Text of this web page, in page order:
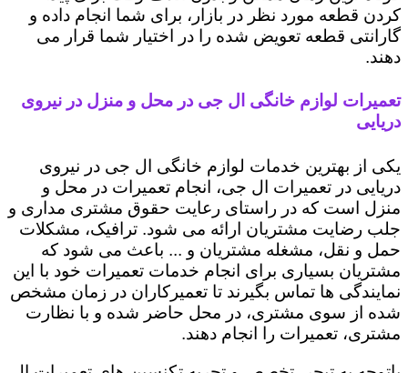
کردن قطعه مورد نظر در بازار، برای شما انجام داده و
گارانتی قطعه تعویض شده را در اختیار شما قرار می
دهند.
تعمیرات لوازم خانگی ال جی در محل و منزل در نیروی
دریایی
یکی از بهترین خدمات لوازم خانگی ال جی در نیروی
دریایی در تعمیرات ال جی، انجام تعمیرات در محل و
منزل است که در راستای رعایت حقوق مشتری مداری و
جلب رضایت مشتریان ارائه می شود. ترافیک، مشکلات
حمل و نقل، مشغله مشتریان و ... باعث می شود که
مشتریان بسیاری برای انجام خدمات تعمیرات خود با این
نمایندگی ها تماس بگیرند تا تعمیرکاران در زمان مشخص
شده از سوی مشتری، در محل حاضر شده و با نظارت
مشتری، تعمیرات را انجام دهند.